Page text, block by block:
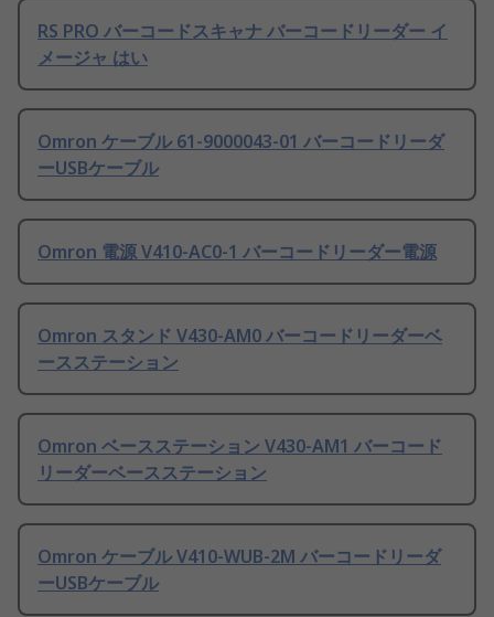
RS PRO バーコードスキャナ バーコードリーダー イ
メージャ はい
Omron ケーブル 61-9000043-01 バーコードリーダ
ーUSBケーブル
Omron 電源 V410-AC0-1 バーコードリーダー電源
Omron スタンド V430-AM0 バーコードリーダーベ
ースステーション
Omron ベースステーション V430-AM1 バーコード
リーダーベースステーション
Omron ケーブル V410-WUB-2M バーコードリーダ
ーUSBケーブル